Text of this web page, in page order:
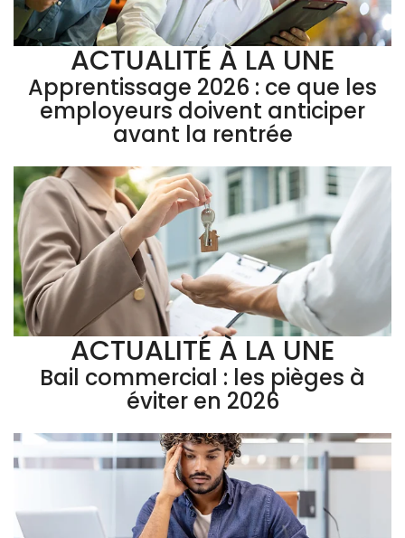
ACTUALITÉ À LA UNE
Apprentissage 2026 : ce que les
employeurs doivent anticiper
avant la rentrée
ACTUALITÉ À LA UNE
Bail commercial : les pièges à
éviter en 2026